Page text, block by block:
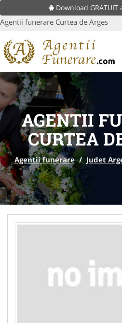
Download
Agentii funerare Curtea de Arges
AGENTII
CURTEA
Agentii funerare / Judet